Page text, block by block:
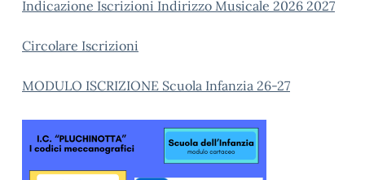
Indicazione Iscrizioni Indirizzo Musicale 2026 2027
Circolare Iscrizioni
MODULO ISCRIZIONE Scuola Infanzia 26-27